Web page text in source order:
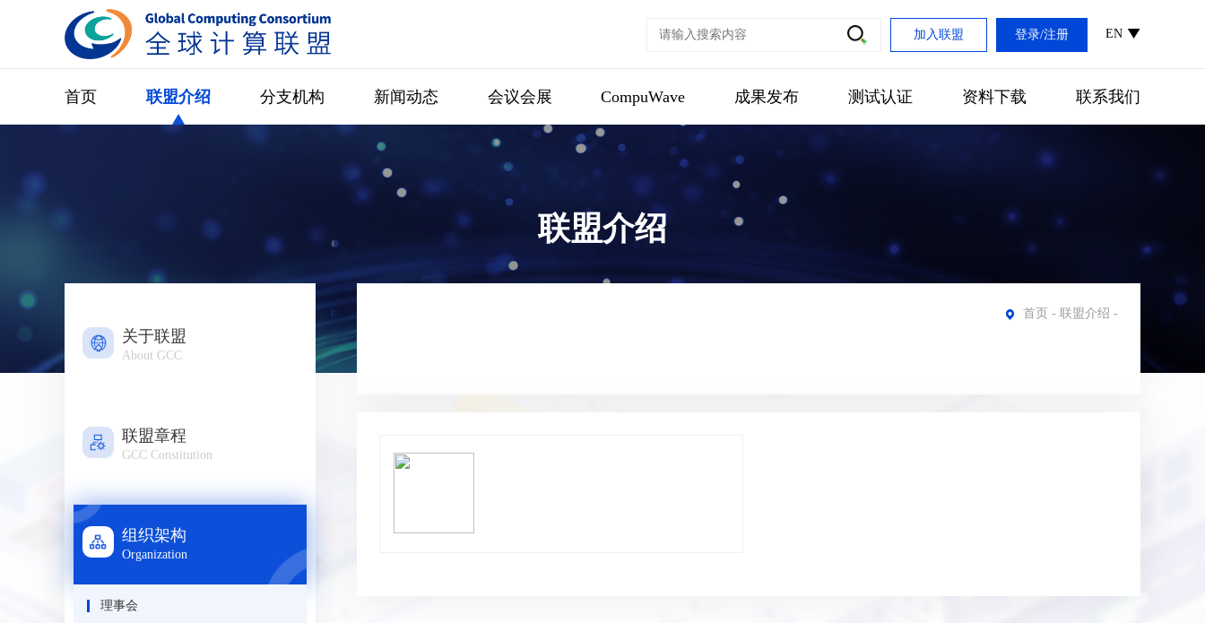
EN
登录/注册
加入联盟
首页 联盟介绍 分支机构 新闻动态 会议会展 CompuWave 成果发布 测试认证 资料下载 联系我们
联盟介绍
关于联盟
About GCC
联盟章程
GCC Constitution
组织架构
Organization
理事会
首页 - 联盟介绍 -